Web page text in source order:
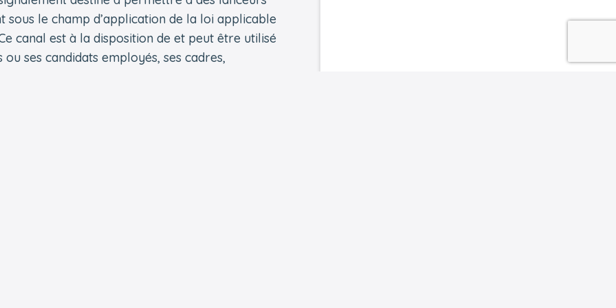
le champ d’application de la loi applicable
canal est à la disposition de et peut être utilisé
ses candidats employés, ses cadres,